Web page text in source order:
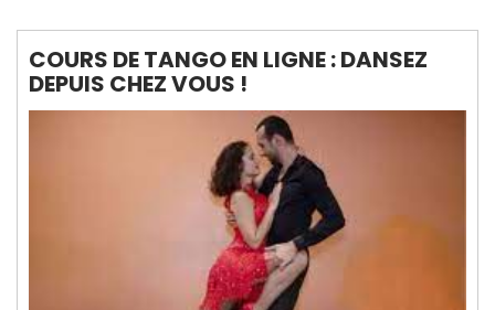
COURS DE TANGO EN LIGNE : DANSEZ
DEPUIS CHEZ VOUS !